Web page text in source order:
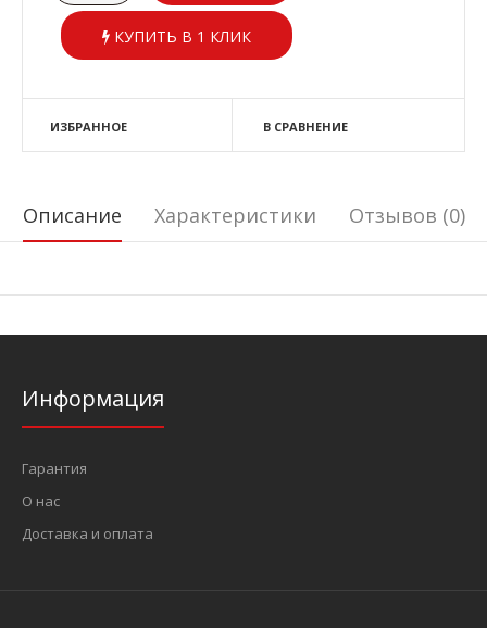
КУПИТЬ В 1 КЛИК
ИЗБРАННОЕ В СРАВНЕНИЕ
Описание Характеристики Отзывов (0)
Информация
Гарантия
О нас
Доставка и оплата